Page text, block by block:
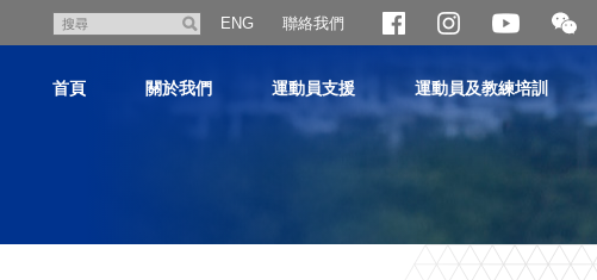
尋
ENG 聯絡我們
開
合
二
維
首頁 關於我們 運動員支援 運動員及教練培訓